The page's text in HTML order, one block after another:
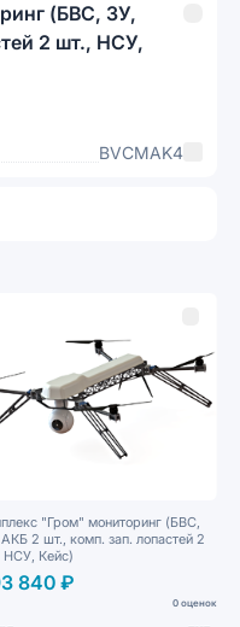
(БВС, ЗУ,
2 шт., НСУ,
BVCMAK4
"Гром" мониторинг (БВС,
2 шт., комп. зап. лопастей 2
НСУ, Кейс)
840 ₽
0 оценок